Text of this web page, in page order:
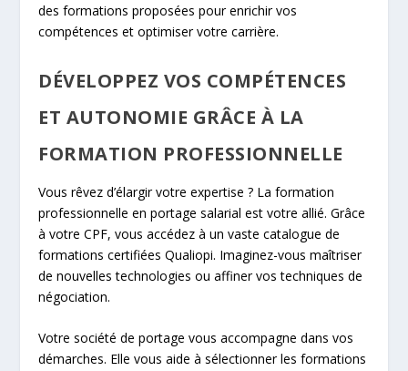
des formations proposées pour enrichir vos
compétences et optimiser votre carrière.
DÉVELOPPEZ VOS COMPÉTENCES
ET AUTONOMIE GRÂCE À LA
FORMATION PROFESSIONNELLE
Vous rêvez d’élargir votre expertise ? La formation
professionnelle en portage salarial est votre allié. Grâce
à votre CPF, vous accédez à un vaste catalogue de
formations certifiées Qualiopi. Imaginez-vous maîtriser
de nouvelles technologies ou affiner vos techniques de
négociation.
Votre société de portage vous accompagne dans vos
démarches. Elle vous aide à sélectionner les formations